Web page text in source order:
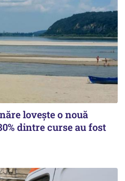
lovește o nouă
dintre curse au fost